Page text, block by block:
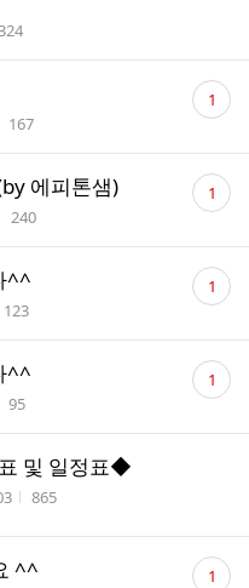
조회수
조회수
167
댓
글 1
에피톤샘)
조회수
240
댓
글 1
^^
조회수
123
댓
글 1
^^
조회수
95
댓
글 1
및 일정표◆
조회수
865
^^
댓
1